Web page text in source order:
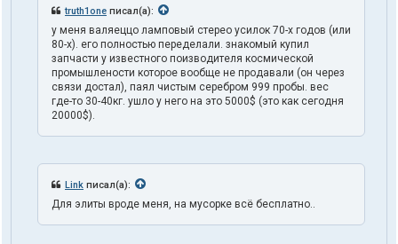
truth1one писал(а):
у меня валяеццо ламповый стерео усилок 70-х годов (или
80-х). его полностью переделали. знакомый купил
запчасти у известного поизводителя космической
промышлености которое вообще не продавали (он через
связи достал), паял чистым серебром 999 пробы. вес
где-то 30-40кг. ушло у него на это 5000$ (это как сегодня
20000$).
Link писал(а):
Для элиты вроде меня, на мусорке всё бесплатно..